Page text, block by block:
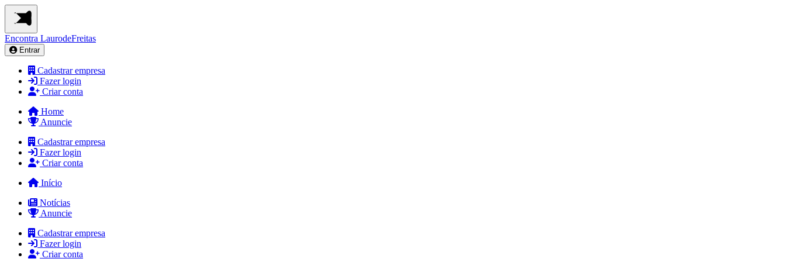
Encontra LaurodeFreitas
Entrar
Cadastrar empresa
Fazer login
Criar conta
Home
Anuncie
Cadastrar empresa
Fazer login
Criar conta
Início
Notícias
Anuncie
Cadastrar empresa
Fazer login
Criar conta